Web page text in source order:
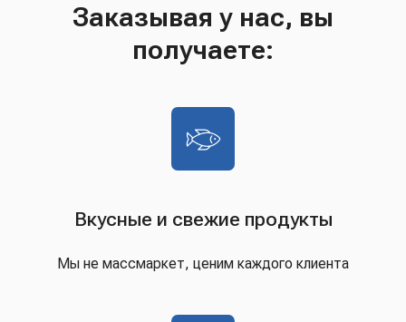
Заказывая у нас, вы
получаете:
Вкусные и свежие продукты
Мы не массмаркет, ценим каждого клиента